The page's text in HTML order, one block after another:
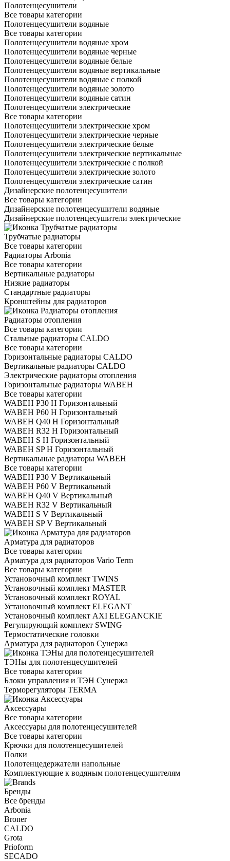
Полотенцесушители
Все товары категории
Полотенцесушители водяные
Все товары категории
Полотенцесушители водяные хром
Полотенцесушители водяные черные
Полотенцесушители водяные белые
Полотенцесушители водяные вертикальные
Полотенцесушители водяные с полкой
Полотенцесушители водяные золото
Полотенцесушители водяные сатин
Полотенцесушители электрические
Все товары категории
Полотенцесушители электрические хром
Полотенцесушители электрические черные
Полотенцесушители электрические белые
Полотенцесушители электрические вертикальные
Полотенцесушители электрические с полкой
Полотенцесушители электрические золото
Полотенцесушители электрические сатин
Дизайнерские полотенцесушители
Все товары категории
Дизайнерские полотенцесушители водяные
Дизайнерские полотенцесушители электрические
Трубчатые радиаторы
Все товары категории
Радиаторы Arbonia
Все товары категории
Вертикальные радиаторы
Низкие радиаторы
Стандартные радиаторы
Кронштейны для радиаторов
Радиаторы отопления
Все товары категории
Стальные радиаторы CALDO
Все товары категории
Горизонтальные радиаторы CALDO
Вертикальные радиаторы CALDO
Электрические радиаторы отопления
Горизонтальные радиаторы WABEH
Все товары категории
WABEH P30 H Горизонтальный
WABEH P60 H Горизонтальный
WABEH Q40 H Горизонтальный
WABEH R32 H Горизонтальный
WABEH S H Горизонтальный
WABEH SP H Горизонтальный
Вертикальные радиаторы WABEH
Все товары категории
WABEH P30 V Вертикальный
WABEH P60 V Вертикальный
WABEH Q40 V Вертикальный
WABEH R32 V Вертикальный
WABEH S V Вертикальный
WABEH SP V Вертикальный
Арматура для радиаторов
Все товары категории
Арматура для радиаторов Vario Term
Все товары категории
Установочный комплект TWINS
Установочный комплект MASTER
Установочный комплект ROYAL
Установочный комплект ELEGANT
Установочный комплект AXI ELEGANCKIE
Регулирующий комплект SWING
Термостатические головки
Арматура для радиаторов Сунержа
ТЭНы для полотенцесушителей
Все товары категории
Блоки управления и ТЭН Сунержа
Терморегуляторы TERMA
Аксессуары
Все товары категории
Аксессуары для полотенцесушителей
Все товары категории
Крючки для полотенцесушителей
Полки
Полотенцедержатели напольные
Комплектующие к водяным полотенцесушителям
Бренды
Все бренды
Arbonia
Broner
CALDO
Grota
Prioform
SECADO